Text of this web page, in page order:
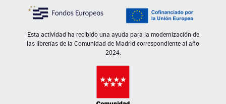
Esta actividad ha recibido una ayuda para la modernización de
las librerías de la Comunidad de Madrid correspondiente al año
2024.